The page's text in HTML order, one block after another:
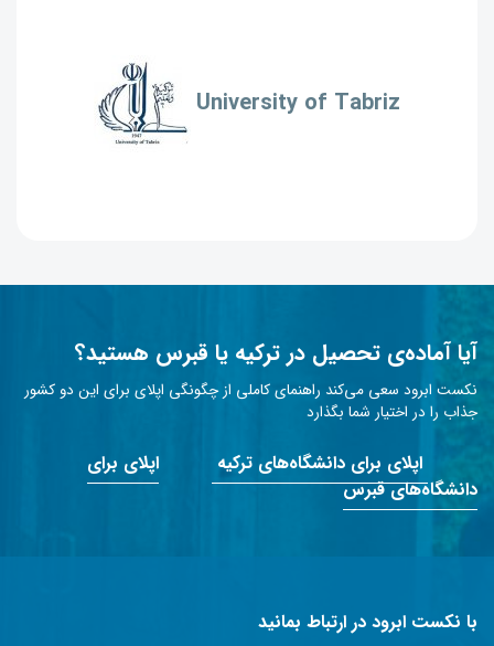
University of Tabriz
آیا آماده‌ی تحصیل در ترکیه یا قبرس هستید؟
نکست ابرود سعی می‌کند راهنمای کاملی از چگونگی اپلای برای این دو کشور
جذاب را در اختیار شما بگذارد
اپلای برای دانشگاه‌های ترکیه
اپلای برای
دانشگاه‌های قبرس
با نکست ابرود در ارتباط بمانید